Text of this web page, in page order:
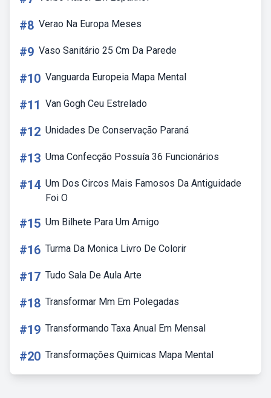
#8 Verao Na Europa Meses
#9 Vaso Sanitário 25 Cm Da Parede
#10 Vanguarda Europeia Mapa Mental
#11 Van Gogh Ceu Estrelado
#12 Unidades De Conservação Paraná
#13 Uma Confecção Possuía 36 Funcionários
#14 Um Dos Circos Mais Famosos Da Antiguidade
Foi O
#15 Um Bilhete Para Um Amigo
#16 Turma Da Monica Livro De Colorir
#17 Tudo Sala De Aula Arte
#18 Transformar Mm Em Polegadas
#19 Transformando Taxa Anual Em Mensal
#20 Transformações Quimicas Mapa Mental